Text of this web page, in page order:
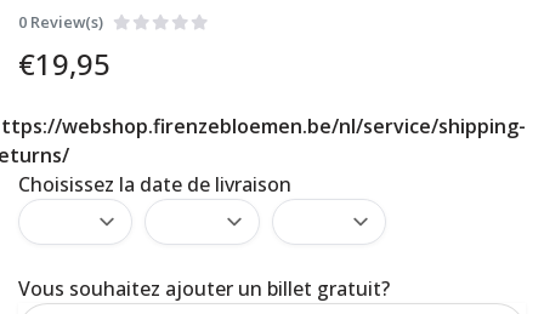
0 Review(s)
€19,95
webshop.firenzebloemen.be/nl/service/shipping-
Choisissez la date de livraison
Vous souhaitez ajouter un billet gratuit?